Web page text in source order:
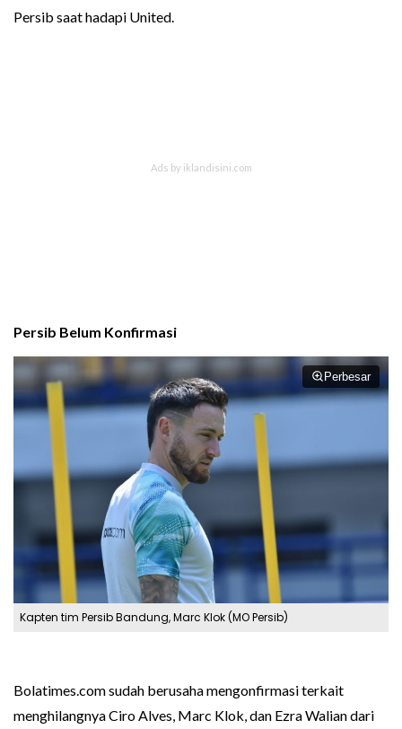
Persib saat hadapi United.
Persib Belum Konfirmasi
Perbesar
Kapten tim Persib Bandung, Marc Klok (MO Persib)
Bolatimes.com sudah berusaha mengonfirmasi terkait
menghilangnya Ciro Alves, Marc Klok, dan Ezra Walian dari